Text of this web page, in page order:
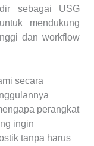
sebagai USG
mendukung
dan workflow
secara
perangkat
ingin
tanpa harus